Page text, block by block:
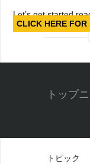
Let’s get started
CLICK HERE FOR
トップ
トピック